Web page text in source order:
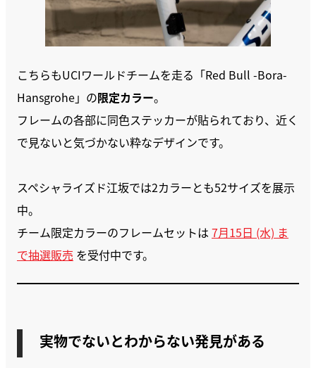
こちらもUCIワールドチームを走る「Red Bull -Bora-
Hansgrohe」の限定カラー。
フレームの各部に同色ステッカーが貼られており、近く
で見ないと気づかない粋なデザインです。
スペシャライズド江坂では2カラーとも52サイズを展示
中。
チーム限定カラーのフレームセットは 7月15日 (水) ま
で抽選販売 を受付中です。
実物でないとわからない発見がある